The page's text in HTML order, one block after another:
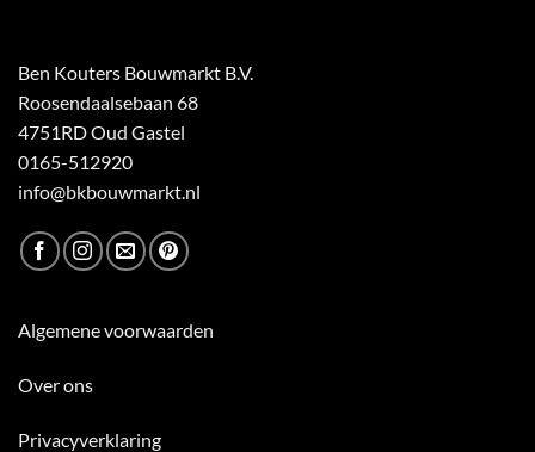
Ben Kouters Bouwmarkt B.V.
Roosendaalsebaan 68
4751RD Oud Gastel
0165-512920
info@bkbouwmarkt.nl
Algemene voorwaarden
Over ons
Privacyverklaring